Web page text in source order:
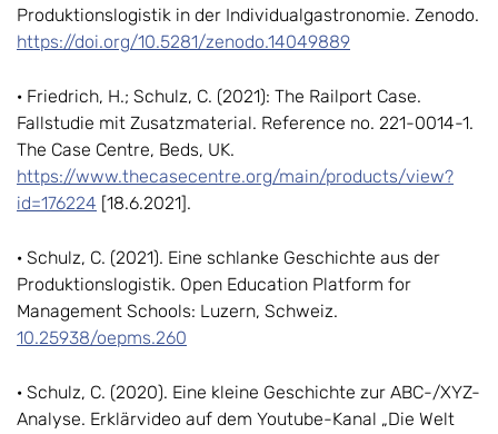
Produktionslogistik in der Individualgastronomie. Zenodo.
https://doi.org/10.5281/zenodo.14049889
· Friedrich, H.; Schulz, C. (2021): The Railport Case.
Fallstudie mit Zusatzmaterial. Reference no. 221-0014-1.
The Case Centre, Beds, UK.
https://www.thecasecentre.org/main/products/view?
id=176224 [18.6.2021].
· Schulz, C. (2021). Eine schlanke Geschichte aus der
Produktionslogistik. Open Education Platform for
Management Schools: Luzern, Schweiz.
10.25938/oepms.260
· Schulz, C. (2020). Eine kleine Geschichte zur ABC-/XYZ-
Analyse. Erklärvideo auf dem Youtube-Kanal „Die Welt